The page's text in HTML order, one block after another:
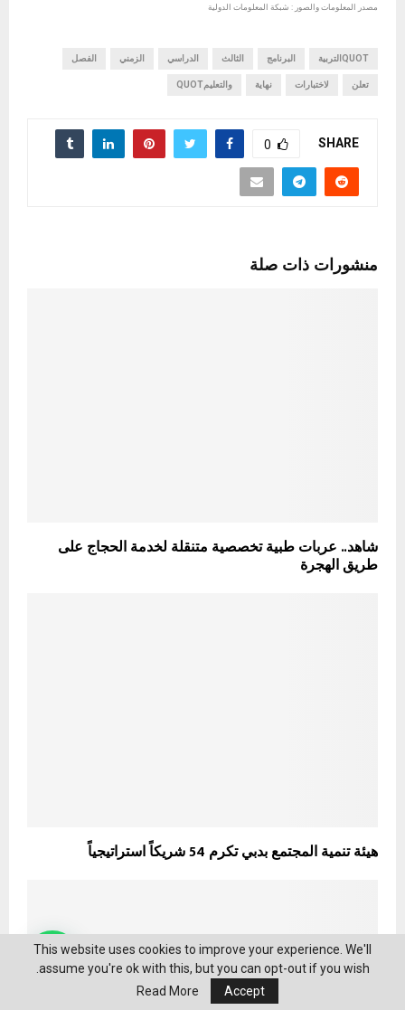
مصدر المعلومات والصور : شبكة المعلومات الدولية
QUOTالتربية البرنامج الثالث الدراسي الزمني الفصل
تعلن لاختبارات نهاية والتعليمQUOT
SHARE
0
منشورات ذات صلة
شاهد.. عربات طبية تخصصية متنقلة لخدمة الحجاج على
طريق الهجرة
هيئة تنمية المجتمع بدبي تكرم 54 شريكاً استراتيجياً
This website uses cookies to improve your experience. We'll
assume you're ok with this, but you can opt-out if you wish.
Accept
Read More